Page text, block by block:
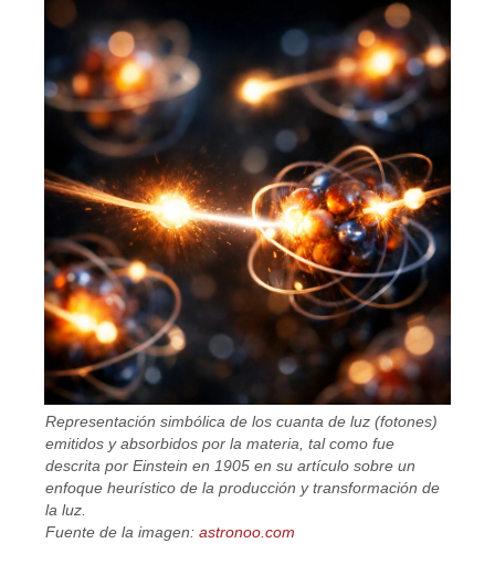
Representación simbólica de los cuanta de luz (fotones)
emitidos y absorbidos por la materia, tal como fue
descrita por Einstein en 1905 en su artículo sobre un
enfoque heurístico de la producción y transformación de
la luz.
Fuente de la imagen:astronoo.com